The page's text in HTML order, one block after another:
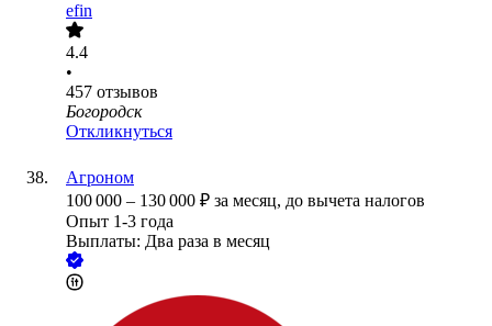
efin
4.4
•
457 отзывов
Богородск
Откликнуться
Агроном
100 000 – 130 000 ₽ за месяц, до вычета налогов
Опыт 1-3 года
Выплаты: Два раза в месяц